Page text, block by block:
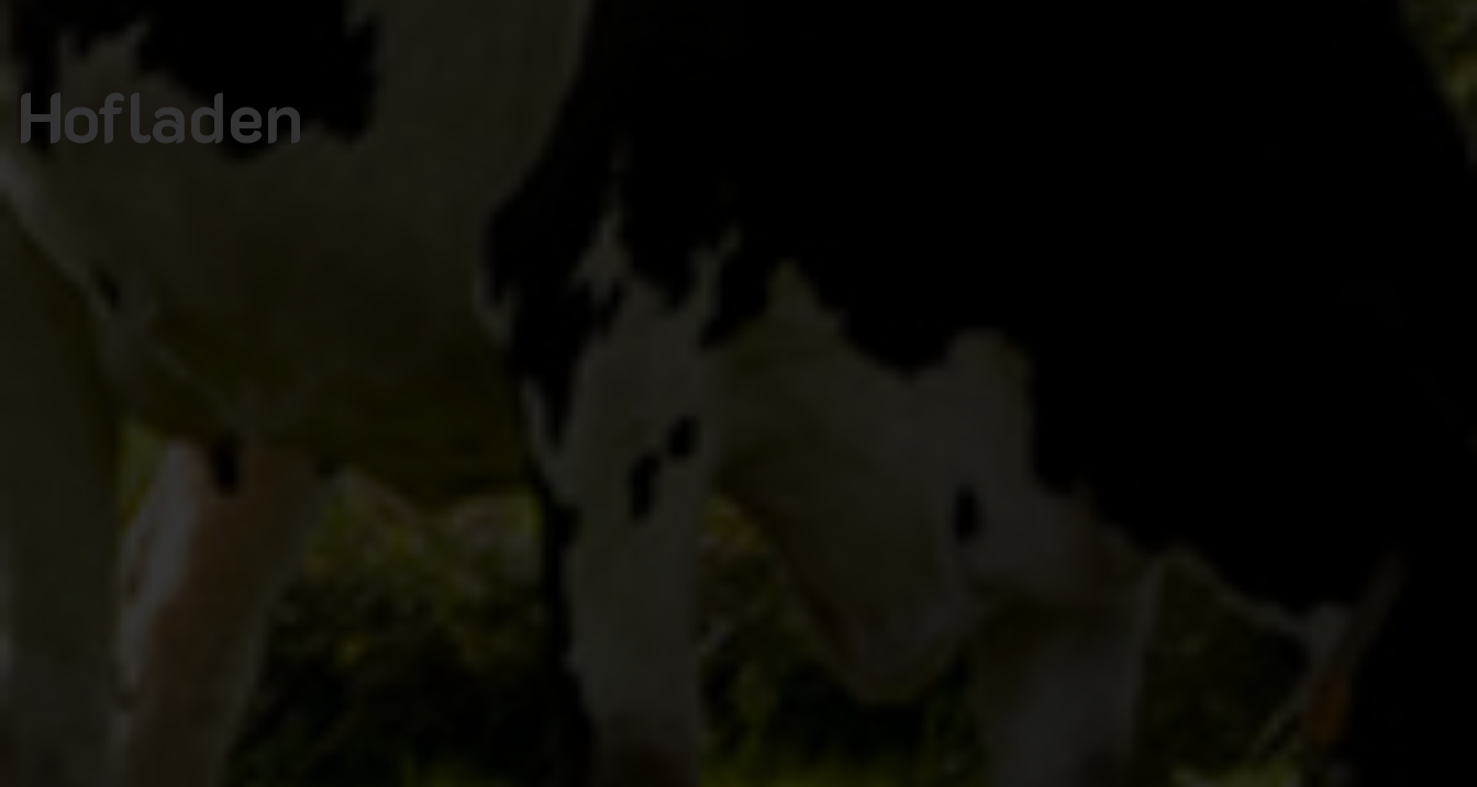
Hofladen